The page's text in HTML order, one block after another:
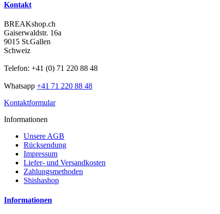
Kontakt
BREAKshop.ch
Gaiserwaldstr. 16a
9015 St.Gallen
Schweiz
Telefon: +41 (0) 71 220 88 48
Whatsapp +41 71 220 88 48
Kontaktformular
Informationen
Unsere AGB
Rücksendung
Impressum
Liefer- und Versandkosten
Zahlungsmethoden
Shishashop
Informationen